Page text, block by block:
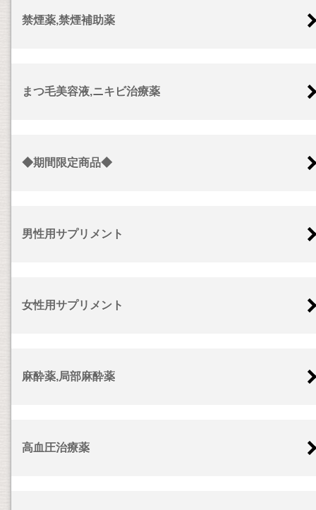
禁煙薬,禁煙補助薬
まつ毛美容液,ニキビ治療薬
◆期間限定商品◆
男性用サプリメント
女性用サプリメント
麻酔薬,局部麻酔薬
高血圧治療薬